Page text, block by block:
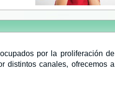
por la proliferación de
distintos canales, ofrecemos a